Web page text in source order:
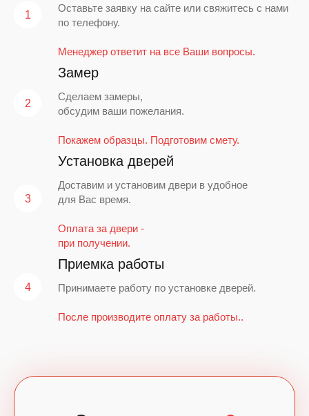
Оставьте заявку на сайте или свяжитесь с нами
по телефону.
Менеджер ответит на все Ваши вопросы.
Замер
Сделаем замеры,
обсудим ваши пожелания.
Покажем образцы. Подготовим смету.
Установка дверей
Доставим и установим двери в удобное
для Вас время.
Оплата за двери -
при получении.
Приемка работы
Принимаете работу по установке дверей.
После производите оплату за работы..